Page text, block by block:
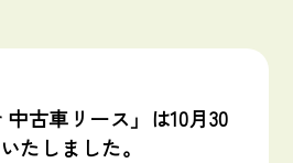
中古車リース」は10月30
たしました。